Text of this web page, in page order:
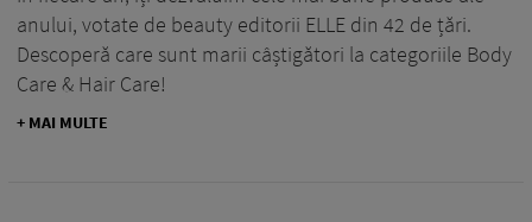
anului, votate de beauty editorii ELLE din 42 de țări.
Descoperă care sunt marii câștigători la categoriile Body
Care & Hair Care!
+ MAI MULTE